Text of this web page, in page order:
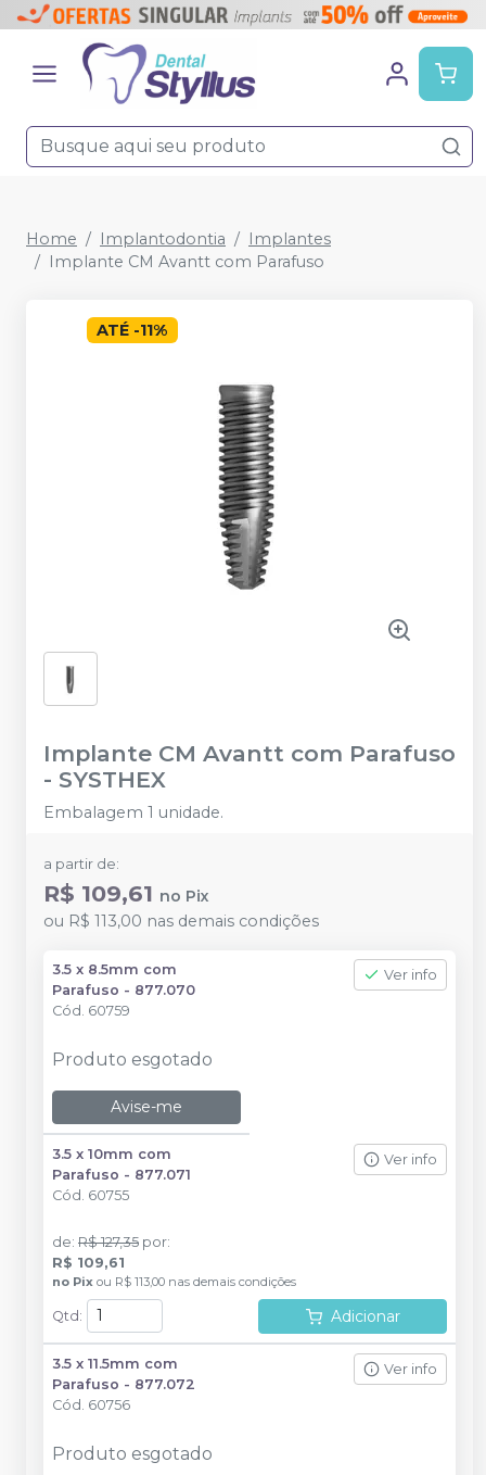
Home Implantodontia
Implantes
Implante CM Avantt com Parafuso
ATÉ -11%
Implante CM Avantt com Parafuso
- SYSTHEX
Embalagem 1 unidade.
a partir de:
R$ 109,61 no Pix
ou R$ 113,00 nas demais condições
3.5 x 8.5mm com
Parafuso - 877.070
Cód. 60759
Ver info
Produto esgotado
Avise-me
3.5 x 10mm com
Parafuso - 877.071
Cód. 60755
Ver info
de: R$ 127,35 por:
R$ 109,61
no Pix ou R$ 113,00 nas demais condições
Qtd : Adicionar
3.5 x 11.5mm com
Parafuso - 877.072
Cód. 60756
Ver info
Produto esgotado